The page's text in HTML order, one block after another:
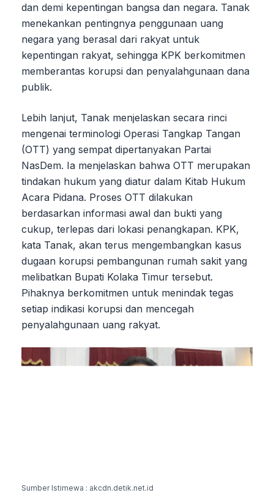
dan demi kepentingan bangsa dan negara. Tanak
menekankan pentingnya penggunaan uang
negara yang berasal dari rakyat untuk
kepentingan rakyat, sehingga KPK berkomitmen
memberantas korupsi dan penyalahgunaan dana
publik.
Lebih lanjut, Tanak menjelaskan secara rinci
mengenai terminologi Operasi Tangkap Tangan
(OTT) yang sempat dipertanyakan Partai
NasDem. Ia menjelaskan bahwa OTT merupakan
tindakan hukum yang diatur dalam Kitab Hukum
Acara Pidana. Proses OTT dilakukan
berdasarkan informasi awal dan bukti yang
cukup, terlepas dari lokasi penangkapan. KPK,
kata Tanak, akan terus mengembangkan kasus
dugaan korupsi pembangunan rumah sakit yang
melibatkan Bupati Kolaka Timur tersebut.
Pihaknya berkomitmen untuk menindak tegas
setiap indikasi korupsi dan mencegah
penyalahgunaan uang rakyat.
Sumber Istimewa : akcdn.detik.net.id